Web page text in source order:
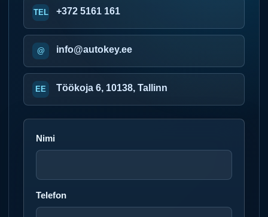
+372 5161 161
info@autokey.ee
Töökoja 6, 10138, Tallinn
Nimi
Telefon